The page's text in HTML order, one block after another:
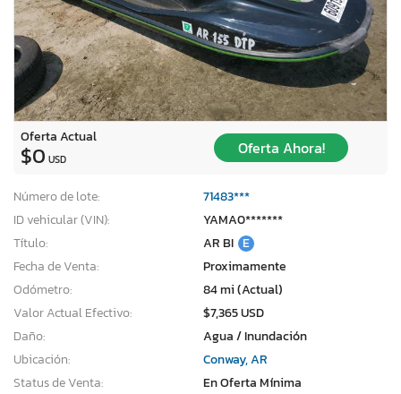
Oferta Actual
$0 USD
Oferta Ahora!
Número de lote:
71483***
ID vehicular (VIN):
YAMA0*******
Título:
AR BI E
Fecha de Venta:
Proximamente
Odómetro:
84 mi (Actual)
Valor Actual Efectivo:
$7,365 USD
Daño:
Agua / Inundación
Ubicación:
Conway, AR
Status de Venta:
En Oferta Mínima